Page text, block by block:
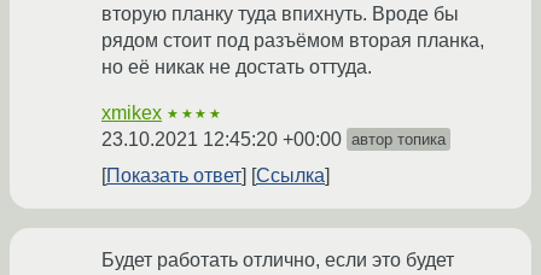
вторую планку туда впихнуть. Вроде бы
рядом стоит под разъёмом вторая планка,
но её никак не достать оттуда.
xmikex ★★★★
23.10.2021 12:45:20 +00:00 автор топика
Показать ответ Ссылка
Будет работать отлично, если это будет